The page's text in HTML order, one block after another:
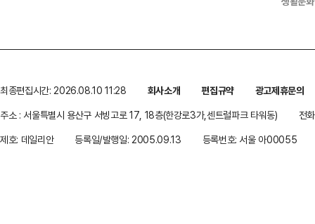
최종편집시간: 2026.08.10 11:28 회사소개 편집규약
광고제휴문의
주소 : 서울특별시 용산구 서빙고로 17, 18층(한강로3가,센트럴파크 타워동)
전
제호: 데일리안
등록일/발행일: 2005.09.13 등록번호: 서울 아00055